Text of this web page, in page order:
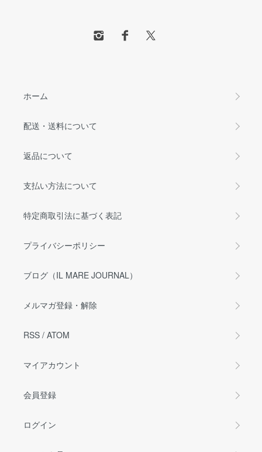
ホーム
配送・送料について
返品について
支払い方法について
特定商取引法に基づく表記
プライバシーポリシー
ブログ（IL MARE JOURNAL）
メルマガ登録・解除
RSS / ATOM
マイアカウント
会員登録
ログイン